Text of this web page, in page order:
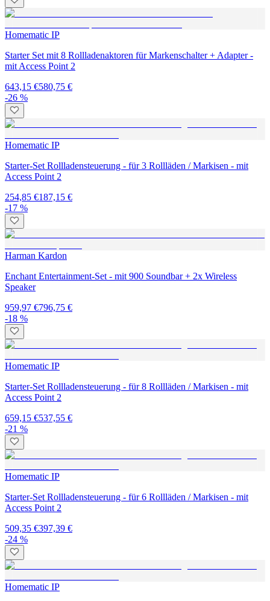
Homematic IP
Starter Set mit 8 Rollladenaktoren für Markenschalter + Adapter -
mit Access Point 2
643,15 €580,75 €
-26 %
Homematic IP
Starter-Set Rollladensteuerung - für 3 Rollläden / Markisen - mit
Access Point 2
254,85 €187,15 €
-17 %
Harman Kardon
Enchant Entertainment-Set - mit 900 Soundbar + 2x Wireless
Speaker
959,97 €796,75 €
-18 %
Homematic IP
Starter-Set Rollladensteuerung - für 8 Rollläden / Markisen - mit
Access Point 2
659,15 €537,55 €
-21 %
Homematic IP
Starter-Set Rollladensteuerung - für 6 Rollläden / Markisen - mit
Access Point 2
509,35 €397,39 €
-24 %
Homematic IP